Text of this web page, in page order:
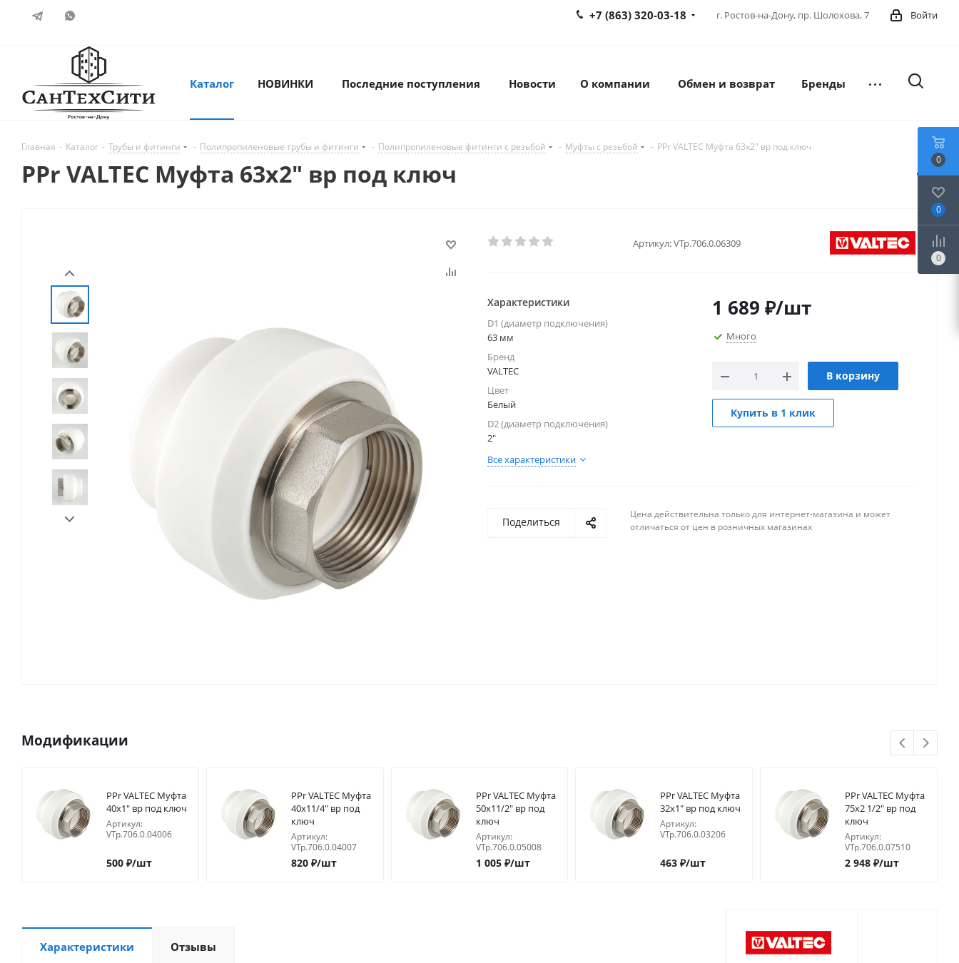
Войти
г. Ростов-на-Дону, пр. Шолохова, 7
+7 (863) 320-03-18
Каталог НОВИНКИ Последние поступления Новости О компании Обмен и возврат Бренды
Главная - Каталог - Трубы и фитинги - Полипропиленовые трубы и фитинги - Полипропиленовые фитинги с резьбой - Муфты с резьбой - PPr VALTEC Муфта 63х2" вр под ключ
PPr VALTEC Муфта 63х2" вр под ключ
Артикул:VTp.706.0.06309
Характеристики
D1 (диаметр подключения)
63 мм
Бренд
VALTEC
Цвет
Белый
D2 (диаметр подключения)
2"
Все характеристики
1 689 ₽/шт
Много
В корзину
Купить в 1 клик
Поделиться
Цена действительна только для интернет-магазина и может
отличаться от цен в розничных магазинах
Модификации
PPr VALTEC Муфта
40х1" вр под ключ
Артикул:
VTp.706.0.04006
500 ₽/шт
PPr VALTEC Муфта
40х11/4" вр под
ключ
Артикул:
VTp.706.0.04007
820₽/шт
PPr VALTEC Муфта
50х11/2" вр под
ключ
Артикул:
VTp.706.0.05008
1 005₽/шт
PPr VALTEC Муфта
32х1" вр под ключ
Артикул:
VTp.706.0.03206
463 ₽/шт
PPr VALTEC Муфта
75х2 1/2" вр под
ключ
Артикул:
VTp.706.0.07510
2 948 ₽/шт
Характеристики Отзывы
0
0
0